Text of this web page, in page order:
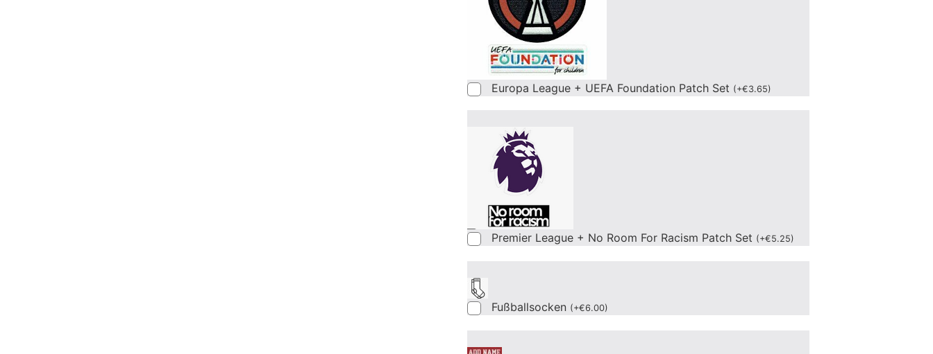
Europa League + UEFA Foundation Patch Set (+€3.65)
Premier League + No Room For Racism Patch Set (+€5.25)
Fußballsocken (+€6.00)